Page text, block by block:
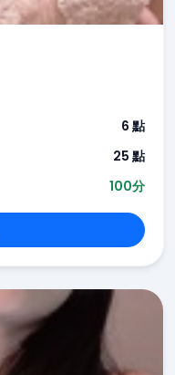
6 點
25 點
100分